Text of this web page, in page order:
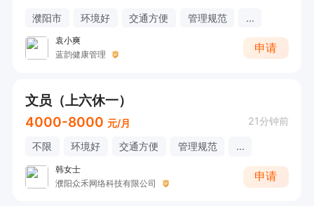
濮阳市 环境好 交通方便 管理规范 ...
袁小爽
蓝韵健康管理
申请
文员（上六休一）
4000-8000 元/月 21分钟前
不限 环境好 交通方便 管理规范 ...
韩女士
濮阳众禾网络科技有限公司
申请